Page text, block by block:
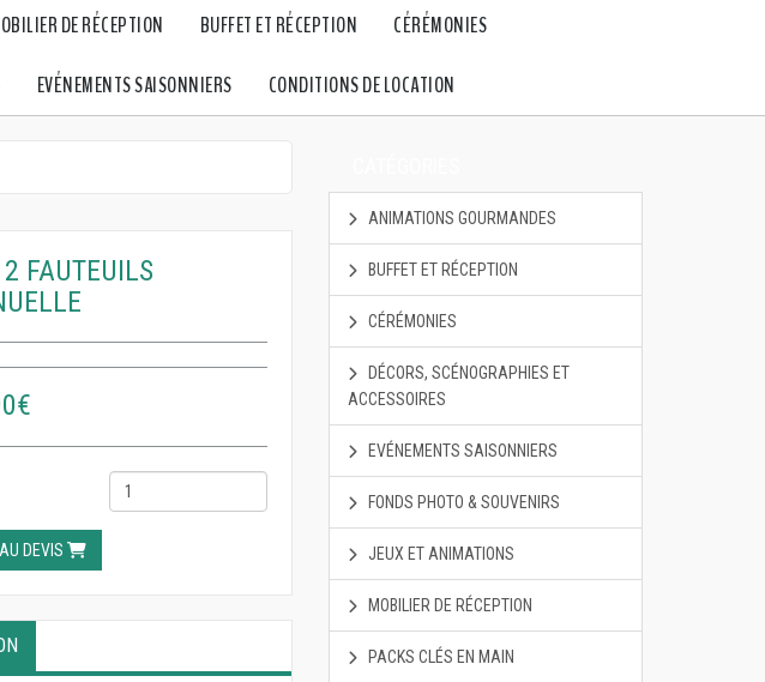
DE RÉCEPTION BUFFET ET RÉCEPTION CÉRÉMONIES
EVÉNEMENTS SAISONNIERS CONDITIONS DE LOCATION
FAUTEUILS
DEVIS
ANIMATIONS GOURMANDES
BUFFET ET RÉCEPTION
CÉRÉMONIES
DÉCORS, SCÉNOGRAPHIES ET
ACCESSOIRES
EVÉNEMENTS SAISONNIERS
FONDS PHOTO & SOUVENIRS
JEUX ET ANIMATIONS
MOBILIER DE RÉCEPTION
PACKS CLÉS EN MAIN